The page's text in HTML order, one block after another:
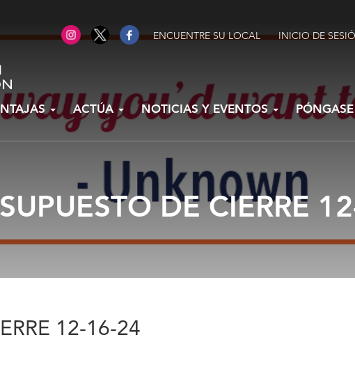
ENCUENTRE SU LOCAL INICIO DE
ACTÚA NOTICIAS Y EVENTOS
DE CIERRE
12-16-24